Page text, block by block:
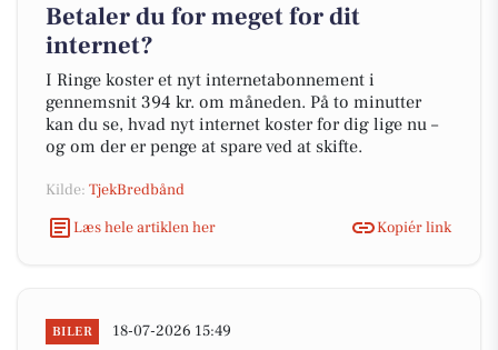
Betaler du for meget for dit
internet?
I Ringe koster et nyt internetabonnement i
gennemsnit 394 kr. om måneden. På to minutter
kan du se, hvad nyt internet koster for dig lige nu –
og om der er penge at spare ved at skifte.
Kilde: TjekBredbånd
Læs hele artiklen her
Kopiér link
BILER 18-07-2026 15:49